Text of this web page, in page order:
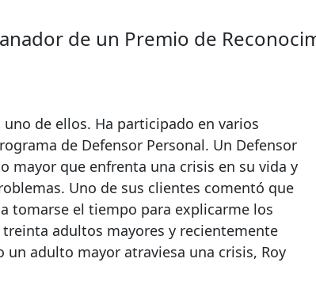
de un Premio de
de ellos. Ha participado en varios
de Defensor Personal. Un Defensor
mayor que enfrenta una crisis en su vida y
Uno de sus clientes comentó que
tomarse el tiempo para explicarme los
treinta adultos mayores y recientemente
adulto mayor atraviesa una crisis, Roy